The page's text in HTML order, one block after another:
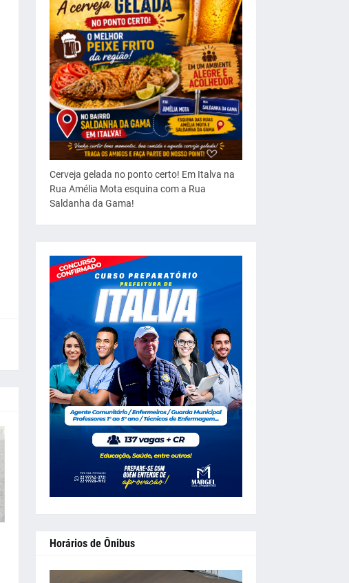
Cerveja gelada no ponto certo! Em Italva na
Rua Amélia Mota esquina com a Rua
Saldanha da Gama!
Horários de Ônibus